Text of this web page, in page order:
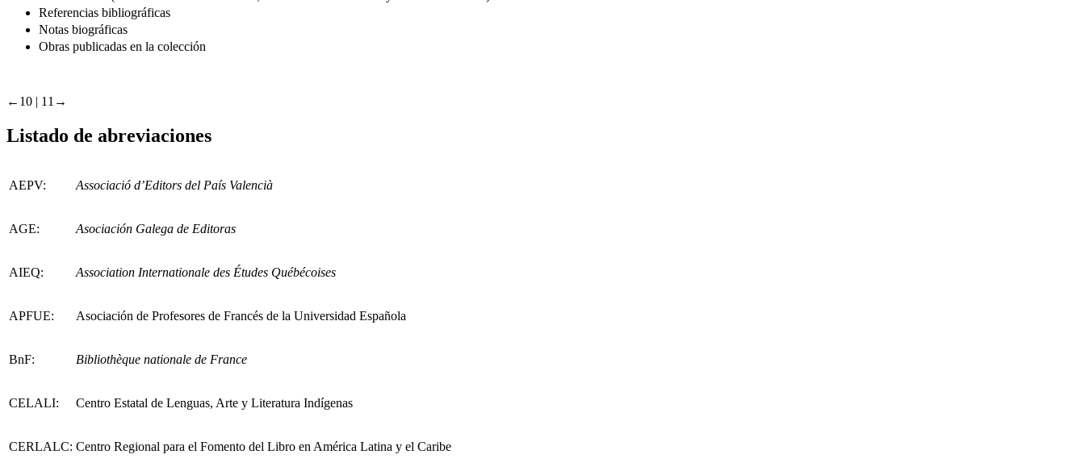
Referencias bibliográficas
Notas biográficas
Obras publicadas en la colección
←10 | 11→
Listado de abreviaciones
AEPV: Associació d’Editors del País Valencià
AGE: Asociación Galega de Editoras
AIEQ: Association Internationale des Études Québécoises
APFUE: Asociación de Profesores de Francés de la Universidad Española
BnF: Bibliothèque nationale de France
CELALI: Centro Estatal de Lenguas, Arte y Literatura Indígenas
CERLALC: Centro Regional para el Fomento del Libro en América Latina y el Caribe